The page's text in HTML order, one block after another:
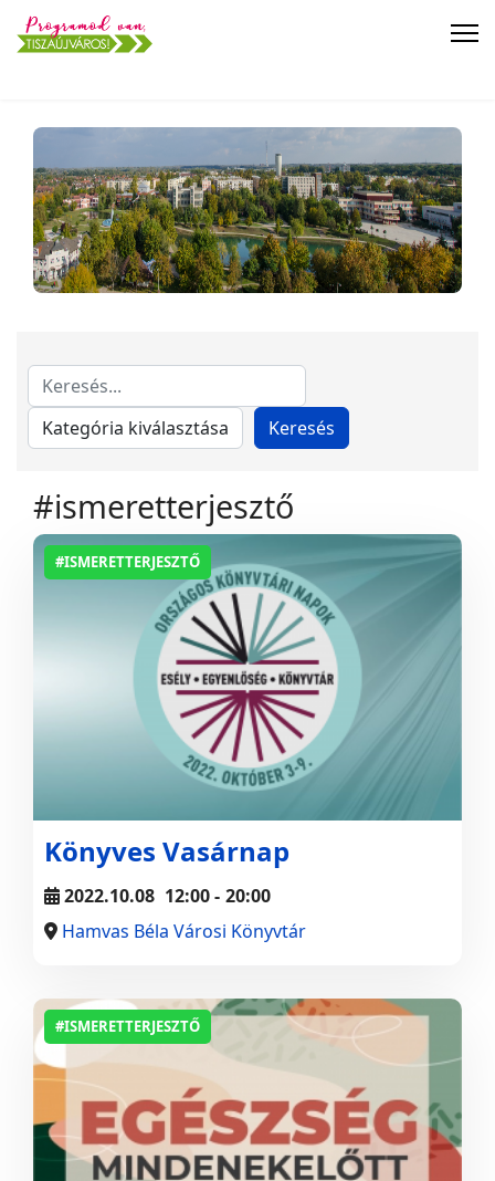
#ismeretterjesztő
#ISMERETTERJESZTŐ
Könyves Vasárnap
2022.10.08 12:00- 20:00
Hamvas Béla Városi Könyvtár
#ISMERETTERJESZTŐ